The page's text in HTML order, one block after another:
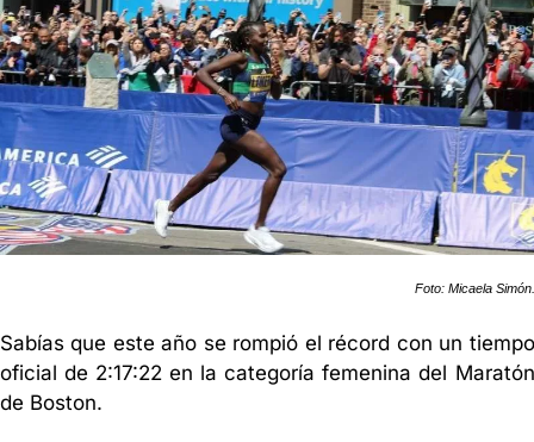
Foto: Micaela Simón.
Sabías que este año se rompió el récord con un tiempo
oficial de 2:17:22 en la categoría femenina del Maratón
de Boston.